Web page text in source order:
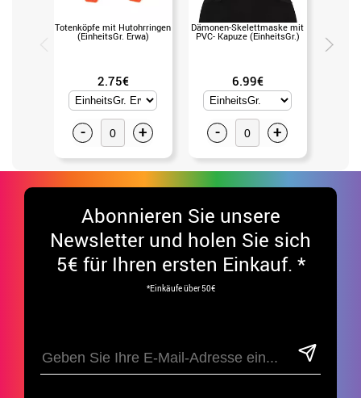
Totenköpfe mit Hutohrringen
(EinheitsGr. Erwa)
2.75€
- +
Dämonen-Skelettmaske mit
PVC- Kapuze (EinheitsGr.)
6.99€
- +
Abonnieren Sie unsere
Newsletter und holen Sie sich
5€ für Ihren ersten Einkauf. *
*Einkäufe über 50€